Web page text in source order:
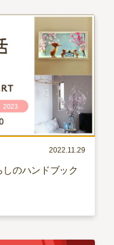
2022.11.29
しのハンドブック